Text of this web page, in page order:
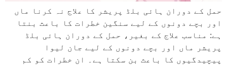
حمل کے دوران ہائی بلڈ پریشر کا علاج نہ کرنا ماں
اور بچے دونوں کے لیے سنگین خطرات کا باعث بنتا
ہے: مناسب علاج کے بغیر، حمل کے دوران ہائی بلڈ
پریشر ماں اور بچے دونوں کے لیے جان لیوا
پیچیدگیوں کا باعث بن سکتا ہے۔ ان خطرات کو کم